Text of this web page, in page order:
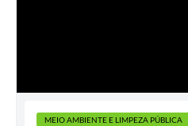
MEIO AMBIENTE E LIMPEZA PÚBLICA